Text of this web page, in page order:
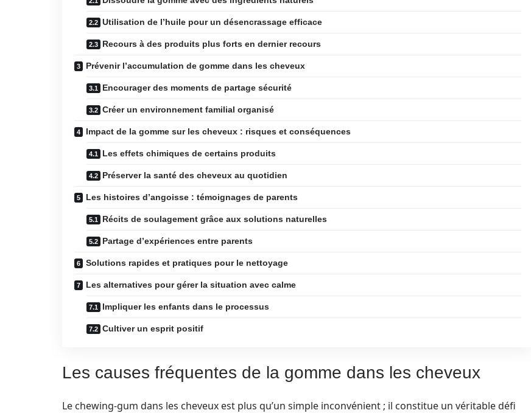
Utilisation de l’huile pour un désencrassage efficace
Recours à des produits plus forts en dernier recours
Prévenir l’accumulation de gomme dans les cheveux
Encourager des moments de partage sécurité
Créer un environnement familial organisé
Impact de la gomme sur les cheveux : risques et conséquences
Les effets chimiques de certains produits
Préserver la santé des cheveux au quotidien
Les histoires d’angoisse : témoignages de parents
Récits de soulagement grâce aux solutions naturelles
Partage d’expériences entre parents
Solutions rapides et pratiques pour le nettoyage
Les alternatives pour gérer la situation avec calme
Impliquer les enfants dans le processus
Cultiver un esprit positif
Les causes fréquentes de la gomme dans les cheveux
Le chewing-gum dans les cheveux est plus qu’un simple inconvénient ; il constitue un véritable défi